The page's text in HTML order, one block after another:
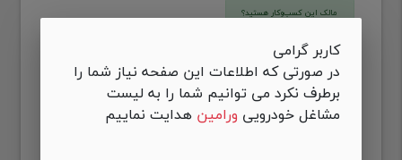
مالک این کسب‌وکار هستید؟
نمایش شماره تلفن
phone دریافت اطلاعات تماس
کاربر گرامی
در صورتی که اطلاعات این صفحه نیاز شما را
برطرف نکرد می توانیم شما را به لیست
مشاغل خودرویی ورامین هدایت نماییم